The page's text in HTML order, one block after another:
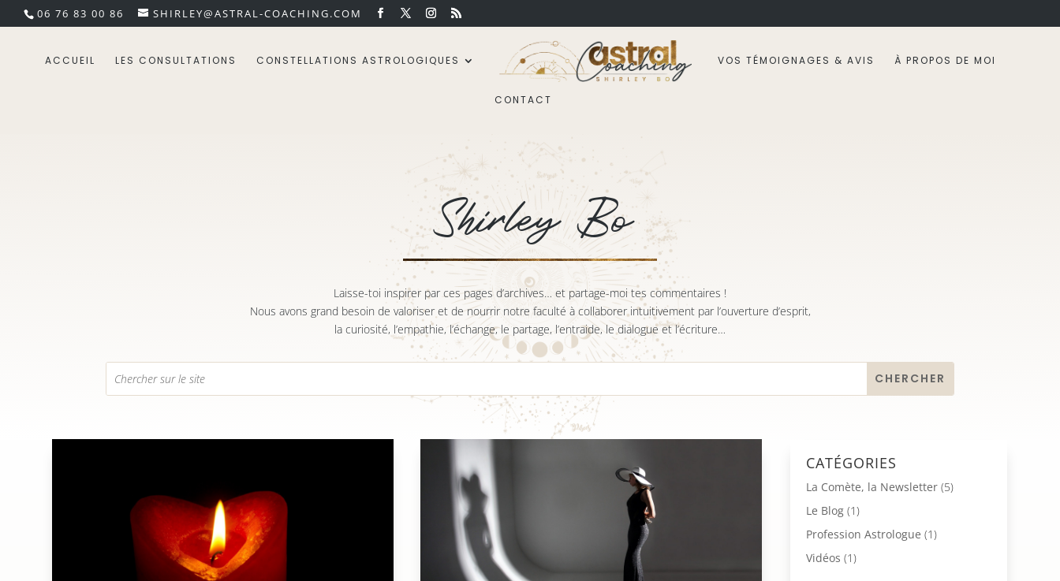
06 76 83 00 86 SHIRLEY@ASTRAL-COACHING.COM
ACCUEIL LES CONSULTATIONS CONSTELLATIONS ASTROLOGIQUES VOS TÉMOIGNAGES & AVIS À PROPOS DE MOI
CONTACT
Shirley Bo
Laisse-toi inspirer par ces pages d’archives… et partage-moi tes commentaires !
Nous avons grand besoin de valoriser et de nourrir notre faculté à collaborer intuitivement par l’ouverture d’esprit,
la curiosité, l’empathie, l’échange, le partage, l’entraide, le dialogue et l’écriture…
CATÉGORIES
La Comète, la Newsletter(5)
Le Blog(1)
Profession Astrologue (1)
Vidéos (1)